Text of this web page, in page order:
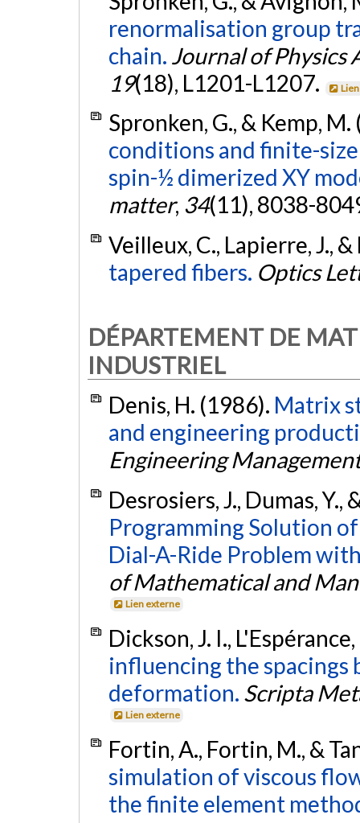
renormalisation group
chain. Journal of Physics
19(18), L1201-L1207.
Spronken, G., & Kemp,
conditions and finite-
spin-½ dimerized XY
matter, 34(11), 8038-
Veilleux, C., Lapierre, J.,
tapered fibers. Optics
DÉPARTEMENT DE
INDUSTRIEL
Denis, H. (1986). Matrix
and engineering
Engineering
Desrosiers, J., Dumas, Y.,
Programming Solution
Dial-A-Ride Problem
of Mathematical and
Lien externe
Dickson, J. I.,
influencing the spacings
deformation. Scripta
Lien externe
Fortin, A., Fortin, M., &
simulation of viscous
the finite element